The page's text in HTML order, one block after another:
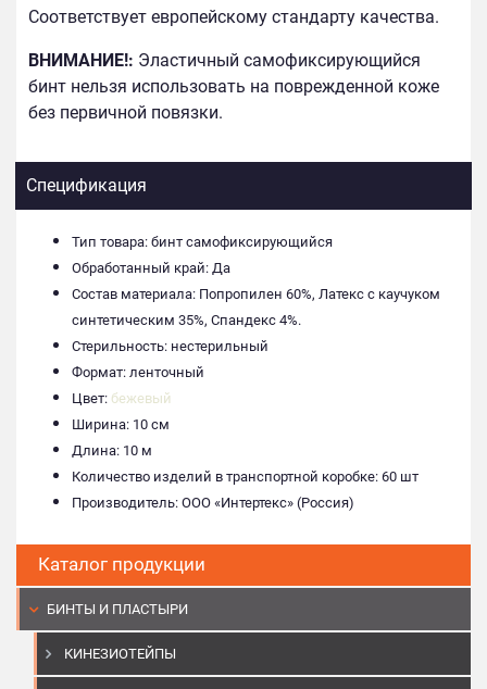
Каталог продукции
БИНТЫ И ПЛАСТЫРИ
КИНЕЗИОТЕЙПЫ
Соответствует европейскому стандарту качества.
ВНИМАНИЕ!: Эластичный самофиксирующийся
бинт нельзя использовать на поврежденной коже
без первичной повязки.
Спецификация
Тип товара: бинт самофиксирующийся
Обработанный край: Да
Состав материала: Попропилен 60%, Латекс с каучуком
синтетическим 35%, Спандекс 4%.
Стерильность: нестерильный
Формат: ленточный
Цвет: бежевый
Ширина: 10 см
Длина: 10 м
Количество изделий в транспортной коробке: 60 шт
Производитель: ООО «Интертекс» (Россия)